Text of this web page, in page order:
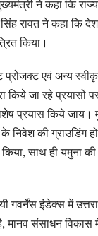
ने कहा कि
रावत ने कहा कि
किया।
एवं अन्य
किये जा रहे प्रयासों
प्रयास किये जाय।
निवेश की ग्राउडिंग
साथ ही यमुना
गवर्नेंस इंडेक्स में
संसाधन विकास में